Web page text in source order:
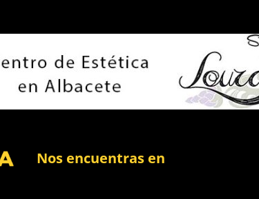
Nos encuentras en